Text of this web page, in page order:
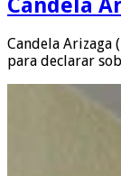
Candela Arizaga
para declarar